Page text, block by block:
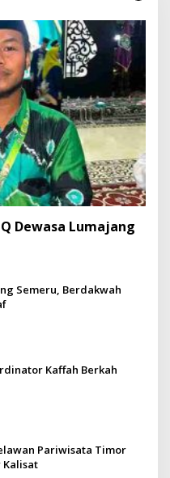
Dewasa Lumajang
Semeru, Berdakwah
Kaffah Berkah
Pariwisata Timor
Kalisat